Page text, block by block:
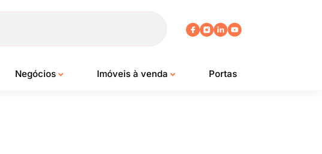
Negócios Imóveis à venda Portas